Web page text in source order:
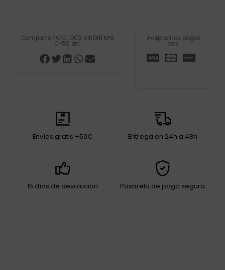
Comparte PAPEL OCB VIRGIN Nº8
C-50 en:
Aceptamos pagos
con:
Envíos gratis +50€ Entrega en 24h a 48h
15 días de devolución Pasarela de pago segura